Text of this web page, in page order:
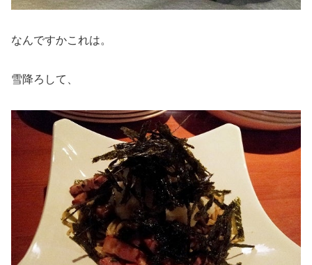
なんですかこれは。
雪降ろして、